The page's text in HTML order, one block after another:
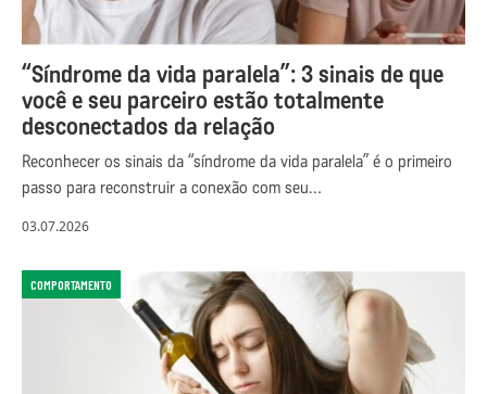
“Síndrome da vida paralela”: 3 sinais de que
você e seu parceiro estão totalmente
desconectados da relação
Reconhecer os sinais da “síndrome da vida paralela” é o primeiro
passo para reconstruir a conexão com seu…
03.07.2026
COMPORTAMENTO